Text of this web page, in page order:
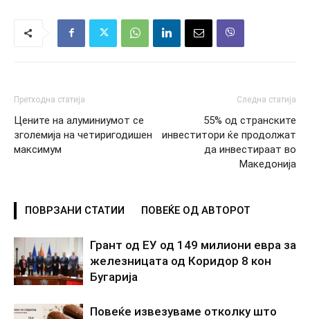
Претходна статија
Цените на алуминиумот се
зголемија на четиригодишен
максимум
Следна статија
55% од странските
инвеститори ќе продолжат
да инвестираат во
Македонија
ПОВРЗАНИ СТАТИИ ПОВЕЌЕ ОД АВТОРОТ
Грант од ЕУ од 149 милиони евра за
железницата од Коридор 8 кон
Бугарија
Повеќе извезуваме отколку што